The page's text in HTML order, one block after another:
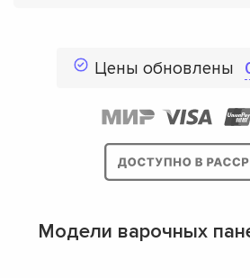
Цены обновлены
Модели варочных